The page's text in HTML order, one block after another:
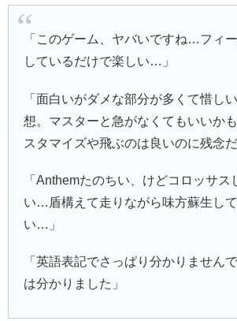
「このゲーム、ヤバいですね…フィ
しているだけで楽しい…」
「面白いがダメな部分が多くて惜し
想。マスターと急がなくてもいいか
スタマイズや飛ぶのは良いのに残念だ
「Anthemたのちい、けどコロッサス
い…盾構えて走りながら味方蘇生し
い…」
「英語表記でさっぱり分かりません
は分かりました」